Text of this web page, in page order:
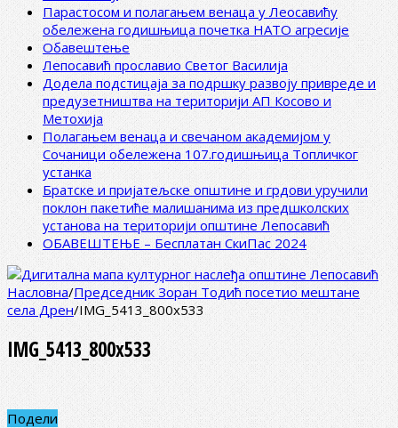
Парастосом и полагањем венаца у Леосавићу
обележена годишњица почетка НАТО агресије
Обавештење
Лепосавић прославио Светог Василија
Додела подстицаја за подршку развоју привреде и
предузетништва на територији АП Косово и
Метохија
Полагањем венаца и свечаном академијом у
Сочаници обележена 107.годишњица Топличког
устанка
Братске и пријатељске општине и грдови уручили
поклон пакетиће малишанима из предшколских
установа на територији општине Лепосавић
ОБАВЕШТЕЊЕ – Бесплатан СкиПас 2024
Насловна/Председник Зоран Тодић посетио мештане
села Дрен/IMG_5413_800x533
IMG_5413_800x533
Подели